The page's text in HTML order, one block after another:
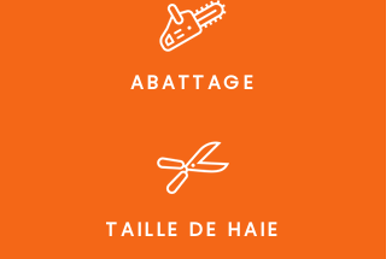
ABATTAGE
TAILLE DE HAIE